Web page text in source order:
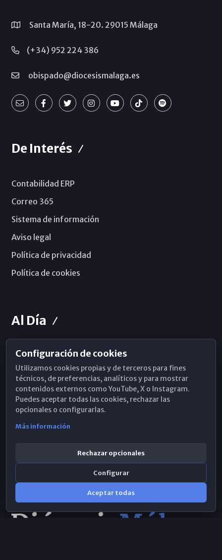
Santa María, 18-20. 29015 Málaga
(+34) 952 224 386
obispado@diocesismalaga.es
De Interés
Contabilidad ERP
Correo 365
Sistema de información
Aviso legal
Política de privacidad
Política de cookies
Al Día
Horarios de Misa
Hemeroteca
WhatsApp
Configuración de cookies
Utilizamos cookies propias y de terceros para fines
técnicos, de preferencias, analíticos y para mostrar
contenidos externos como YouTube, X o Instagram.
Puedes aceptar todas las cookies, rechazar las
opcionales o configurarlas.
Más información
Rechazar opcionales
Configurar
Aceptar todas